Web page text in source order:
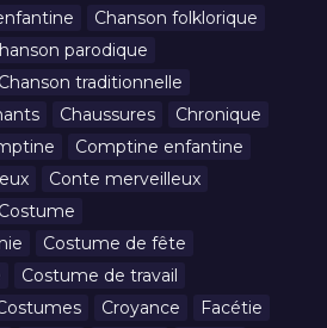
Chanson folklorique
parodique
Chanson traditionnelle
Chaussures
Chronique
Comptine enfantine
Conte merveilleux
Costume
Costume de fête
Costume de travail
Croyance
Facétie